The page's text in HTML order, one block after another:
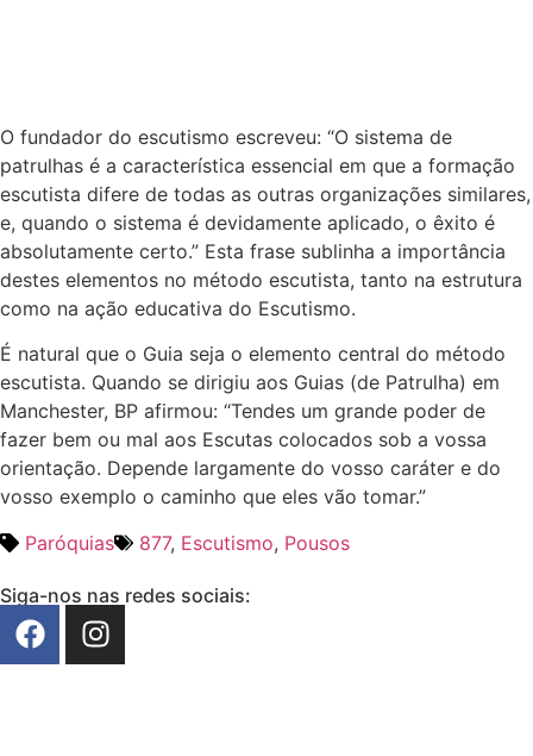
O fundador do escutismo escreveu: “O sistema de
patrulhas é a característica essencial em que a formação
escutista difere de todas as outras organizações similares,
e, quando o sistema é devidamente aplicado, o êxito é
absolutamente certo.” Esta frase sublinha a importância
destes elementos no método escutista, tanto na estrutura
como na ação educativa do Escutismo.
É natural que o Guia seja o elemento central do método
escutista. Quando se dirigiu aos Guias (de Patrulha) em
Manchester, BP afirmou: “Tendes um grande poder de
fazer bem ou mal aos Escutas colocados sob a vossa
orientação. Depende largamente do vosso caráter e do
vosso exemplo o caminho que eles vão tomar.”
Paróquias
877, Escutismo, Pousos
Siga-nos nas redes sociais: